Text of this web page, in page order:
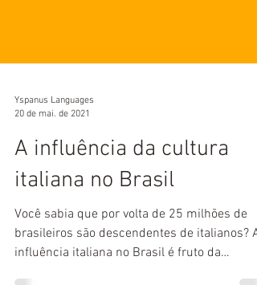
Yspanus Languages
20 de mai. de 2021
A influência da cultura
italiana no Brasil
Você sabia que por volta de 25 milhões de